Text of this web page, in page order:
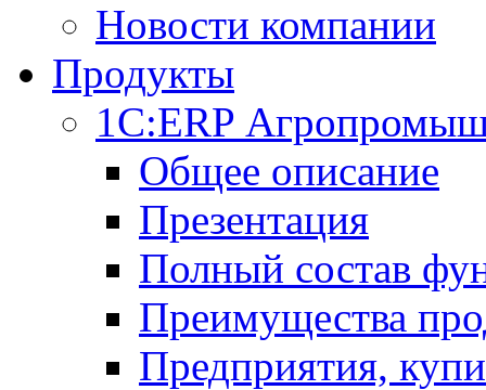
Новости компании
Продукты
1С:ERP
Общее описание
Презентация
Полный состав
Преимущества
Предприятия,